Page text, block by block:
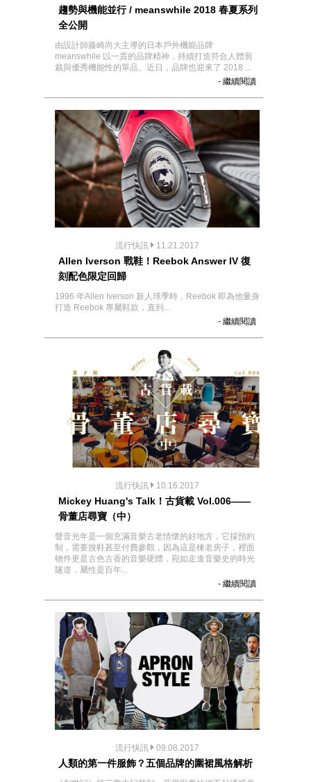
趨勢與機能並行 / meanswhile 2018 春夏系列
全公開
由設計師藤崎尚大主導的日本戶外機能品牌
meanswhile 以一貫的品牌精神，持續打造符合人體剪
裁與優秀機能性的單品。近日，品牌也迎來了 2018 ...
- 繼續閱讀
流行快訊 11.21.2017
Allen Iverson 戰鞋！Reebok Answer IV 復
刻配色限定回歸
1996 年Allen Iverson 新人球季時，Reebok 即為他量身
打造 Reebok 專屬鞋款，直到...
- 繼續閱讀
流行快訊 10.16.2017
Mickey Huang's Talk！古貨載 Vol.006——
骨董店尋寶（中）
聲音光年是一個充滿音樂古老情懷的好地方，它採預約
制，需要脫鞋甚至付費參觀，因為這是棟老房子，裡面
物件更是古色古香的音樂硬體，宛如走進音樂史的時光
隧道，屬性是百年...
- 繼續閱讀
流行快訊 09.08.2017
人類的第一件服飾？五個品牌的圍裙風格解析